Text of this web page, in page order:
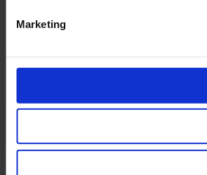
Marketing